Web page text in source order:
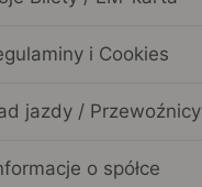
i Cookies
jazdy / Przewoźnicy
o spółce